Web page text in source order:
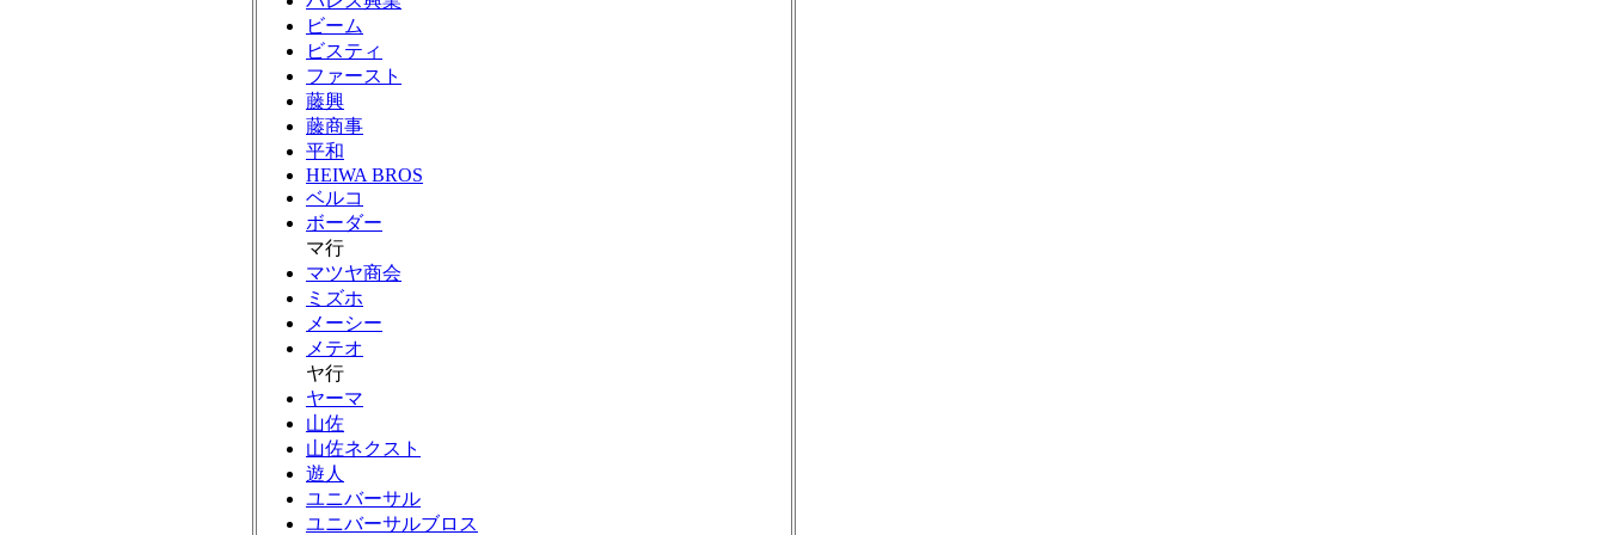
ビーム
ビスティ
ファースト
藤興
藤商事
平和
HEIWA BROS
ベルコ
ボーダー
マ行
マツヤ商会
ミズホ
メーシー
メテオ
ヤ行
ヤーマ
山佐
山佐ネクスト
遊人
ユニバーサル
ユニバーサルブロス